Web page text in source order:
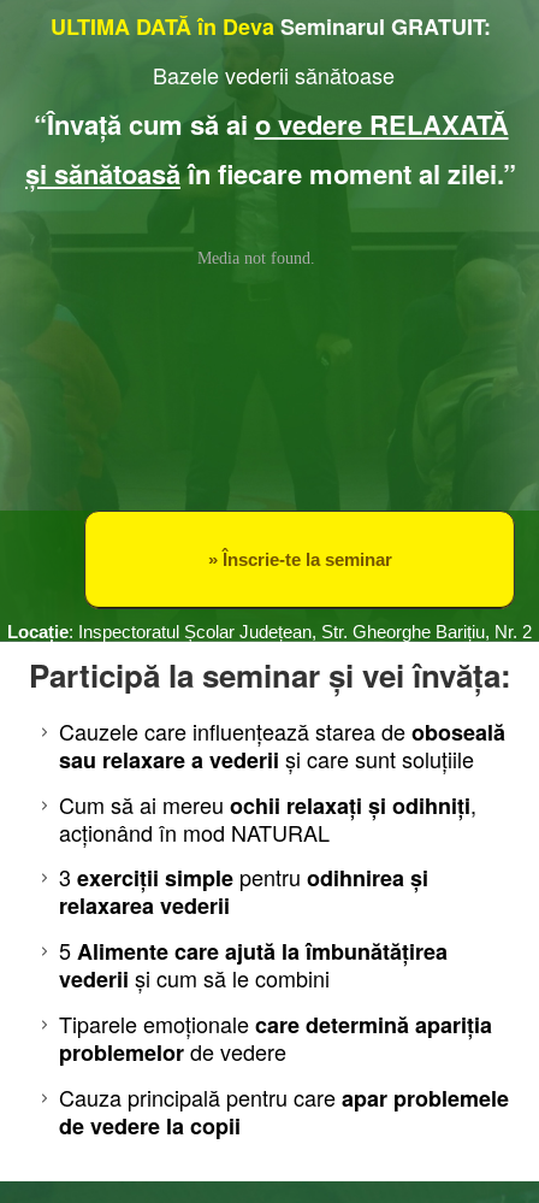
ULTIMA DATĂîn DevaSeminarul GRATUIT:
Bazele vederii sănătoase
“Învață cum să ai o vedere RELAXATĂ
și sănătoasăîn fiecare moment al zilei.”
» Înscrie-te la seminar
Locație: Inspectoratul Școlar Județean, Str. Gheorghe Barițiu, Nr. 2
Participă la seminar și vei învăța:
Cauzele care influențează starea deoboseală
sau relaxare a vederii și care sunt soluțiile
Cum să ai mereu ochii relaxați și odihniți,
acționând în mod NATURAL
3 exerciții simple pentru odihnirea și
relaxarea vederii
5Alimente care ajută la îmbunătățirea
vederii și cum să le combini
Tiparele emoționalecare determină apariția
problemelorde vedere
Cauza principală pentru careapar problemele
de vedere la copii